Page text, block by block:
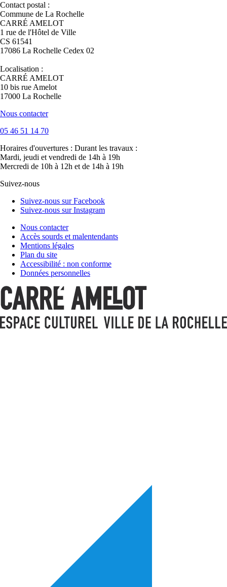
Contact postal :
Commune de La Rochelle
CARRÉ AMELOT
1 rue de l'Hôtel de Ville
CS 61541
17086 La Rochelle Cedex 02
Localisation :
CARRÉ AMELOT
10 bis rue Amelot
17000 La Rochelle
Nous contacter
05 46 51 14 70
Horaires d'ouvertures : Durant les travaux :
Mardi, jeudi et vendredi de 14h à 19h
Mercredi de 10h à 12h et de 14h à 19h
Suivez-nous
Suivez-nous sur Facebook
Suivez-nous sur Instagram
Nous contacter
Accès sourds et malentendants
Mentions légales
Plan du site
Accessibilité : non conforme
Données personnelles